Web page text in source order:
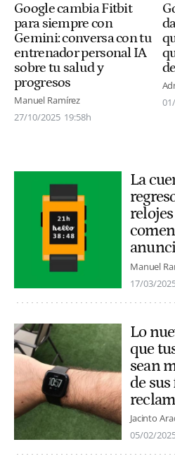
Google cambia Fitbit
para siempre con
Gemini: conversa con tu
entrenador personal IA
sobre tu salud y
progresos
Manuel Ramírez
27/10/2025 19:58h
La
Manuel
17/03/
Lo
que
sean
de
Jacinto
05/02/